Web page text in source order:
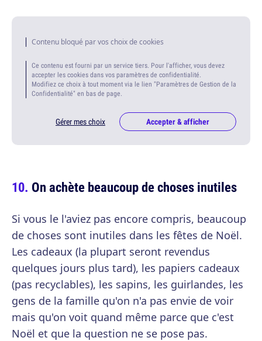
Contenu bloqué par vos choix de cookies
Ce contenu est fourni par un service tiers. Pour l'afficher, vous devez
accepter les cookies dans vos paramètres de confidentialité.
Modifiez ce choix à tout moment via le lien "Paramètres de Gestion de la
Confidentialité" en bas de page.
Gérer mes choix Accepter & afficher
On achète beaucoup de choses inutiles
Si vous le l'aviez pas encore compris, beaucoup
de choses sont inutiles dans les fêtes de Noël.
Les cadeaux (la plupart seront revendus
quelques jours plus tard), les papiers cadeaux
(pas recyclables), les sapins, les guirlandes, les
gens de la famille qu'on n'a pas envie de voir
mais qu'on voit quand même parce que c'est
Noël et que la question ne se pose pas.